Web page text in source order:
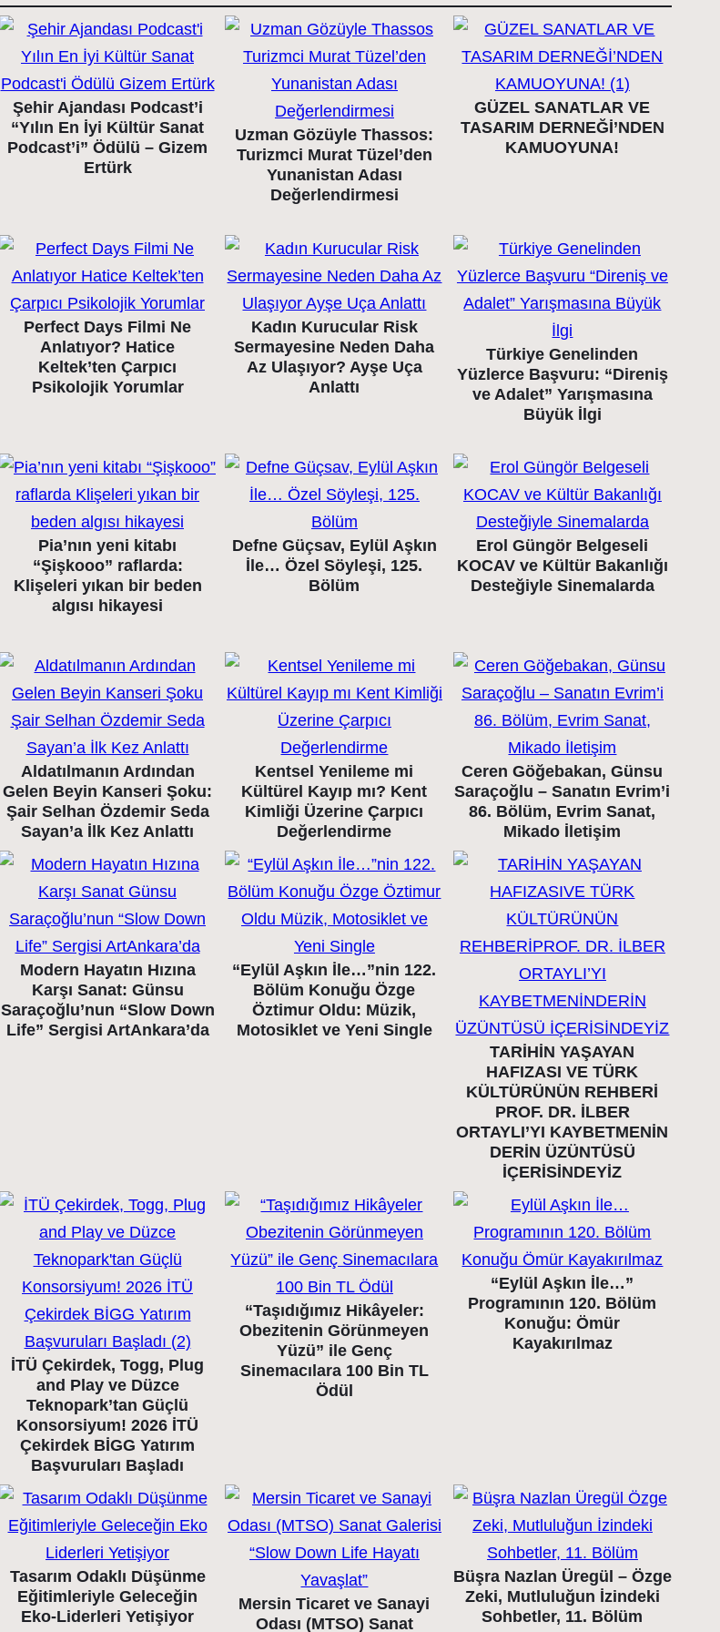
Şehir Ajandası Podcast’i
“Yılın En İyi Kültür Sanat
Podcast’i” Ödülü – Gizem
Ertürk
Uzman Gözüyle Thassos:
Turizmci Murat Tüzel’den
Yunanistan Adası
Değerlendirmesi
GÜZEL SANATLAR VE
TASARIM DERNEĞİ’NDEN
KAMUOYUNA!
Perfect Days Filmi Ne
Anlatıyor? Hatice
Keltek’ten Çarpıcı
Psikolojik Yorumlar
Kadın Kurucular Risk
Sermayesine Neden Daha
Az Ulaşıyor? Ayşe Uça
Anlattı
Türkiye Genelinden
Yüzlerce Başvuru: “Direniş
ve Adalet” Yarışmasına
Büyük İlgi
Pia’nın yeni kitabı
“Şişkooo” raflarda:
Klişeleri yıkan bir beden
algısı hikayesi
Defne Güçsav, Eylül Aşkın
İle… Özel Söyleşi, 125.
Bölüm
Erol Güngör Belgeseli
KOCAV ve Kültür Bakanlığı
Desteğiyle Sinemalarda
Aldatılmanın Ardından
Gelen Beyin Kanseri Şoku:
Şair Selhan Özdemir Seda
Sayan’a İlk Kez Anlattı
Kentsel Yenileme mi
Kültürel Kayıp mı? Kent
Kimliği Üzerine Çarpıcı
Değerlendirme
Ceren Göğebakan, Günsu
Saraçoğlu – Sanatın Evrim’i
86. Bölüm, Evrim Sanat,
Mikado İletişim
Modern Hayatın Hızına
Karşı Sanat: Günsu
Saraçoğlu’nun “Slow Down
Life” Sergisi ArtAnkara’da
“Eylül Aşkın İle…”nin 122.
Bölüm Konuğu Özge
Öztimur Oldu: Müzik,
Motosiklet ve Yeni Single
TARİHİN YAŞAYAN
HAFIZASI VE TÜRK
KÜLTÜRÜNÜN REHBERİ
PROF. DR. İLBER
ORTAYLI’YI KAYBETMENİN
DERİN ÜZÜNTÜSÜ
İÇERİSİNDEYİZ
İTÜ Çekirdek, Togg, Plug
and Play ve Düzce
Teknopark’tan Güçlü
Konsorsiyum! 2026 İTÜ
Çekirdek BİGG Yatırım
Başvuruları Başladı
“Taşıdığımız Hikâyeler:
Obezitenin Görünmeyen
Yüzü” ile Genç
Sinemacılara 100 Bin TL
Ödül
“Eylül Aşkın İle…”
Programının 120. Bölüm
Konuğu: Ömür
Kayakırılmaz
Tasarım Odaklı Düşünme
Eğitimleriyle Geleceğin
Eko-Liderleri Yetişiyor
Mersin Ticaret ve Sanayi
Odası (MTSO) Sanat
Büşra Nazlan Üregül – Özge
Zeki, Mutluluğun İzindeki
Sohbetler, 11. Bölüm